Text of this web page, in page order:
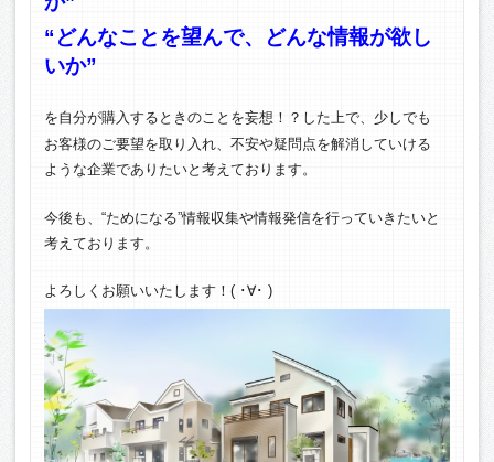
“どんなことを望んで、どんな情報が欲し
いか”
を自分が購入するときのことを妄想！？した上で、少しでも
お客様のご要望を取り入れ、不安や疑問点を解消していける
ような企業でありたいと考えております。
今後も、“ためになる”情報収集や情報発信を行っていきたいと
考えております。
よろしくお願いいたします！( ･∀･ )ゞ